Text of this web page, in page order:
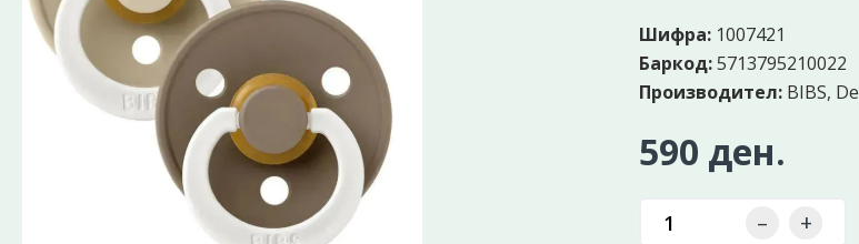
Шифра: 1007421
Баркод:5713795210022
Производител: BIBS,
590 ден.
– +